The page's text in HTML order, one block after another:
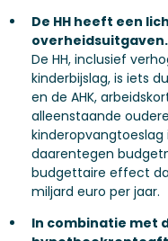
De HH heeft een
overheidsuitgaven.
De HH, inclusief
kinderbijslag, is iets
en de AHK,
alleenstaande
daarentegen
budgettaire effect
miljard euro per jaar.
In combinatie met